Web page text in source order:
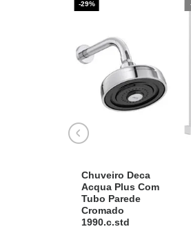
-29%
Chuveiro Deca
Acqua Plus Com
Tubo Parede
Cromado
1990.c.std